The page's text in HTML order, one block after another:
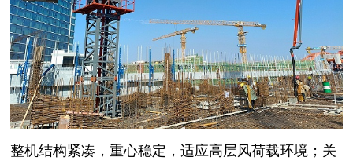
整机结构紧凑，重心稳定，适应高层风荷载环境；关